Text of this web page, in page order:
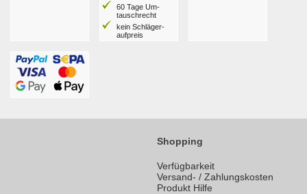
60 Tage Um­
tausch­recht
kein Schläger­
aufpreis
Shopping
Verfügbarkeit
Versand- / Zahlungskosten
Produkt Hilfe